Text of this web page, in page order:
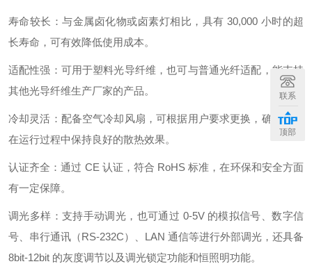
寿命较长：与金属卤化物或卤素灯相比，具有 30,000 小时的超
长寿命，可有效降低使用成本。
适配性强：可用于塑料光导纤维，也可与普通光纤适配，能支持
其他光导纤维生产厂家的产品。
冷却灵活：配备空气冷却风扇，可根据用户要求更换，确保设备
在运行过程中保持良好的散热效果。
认证齐全：通过 CE 认证，符合 RoHS 标准，在环保和安全方面
有一定保障。
调光多样：支持手动调光，也可通过 0-5V 的模拟信号、数字信
号、串行通讯（RS-232C）、LAN 通信等进行外部调光，还具备
8bit-12bit 的灰度调节以及调光锁定功能和恒照明功能。
联系
顶部